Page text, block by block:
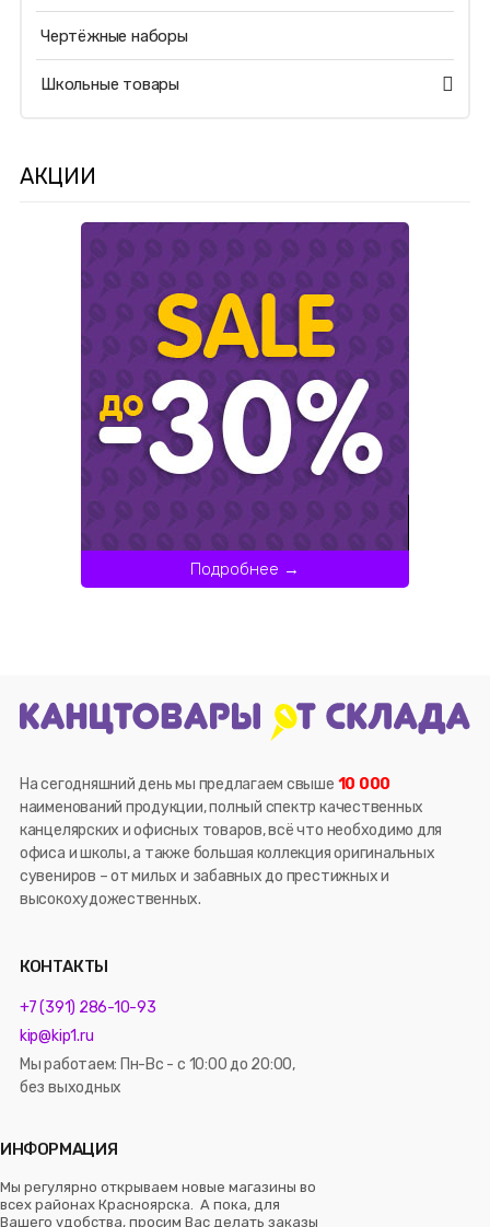
Чертёжные наборы
Школьные товары
АКЦИИ
Подробнее →
На сегодняшний день мы предлагаем свыше 10 000
наименований продукции, полный спектр качественных
канцелярских и офисных товаров, всё что необходимо для
офиса и школы, а также большая коллекция оригинальных
сувениров – от милых и забавных до престижных и
высокохудожественных.
КОНТАКТЫ
+7 (391) 286-10-93
kip@kip1.ru
Мы работаем: Пн-Вс - с 10:00 до 20:00,
без выходных
ИНФОРМАЦИЯ
Мы регулярно открываем новые магазины во
всех районах Красноярска. А пока, для
Вашего удобства, просим Вас делать заказы